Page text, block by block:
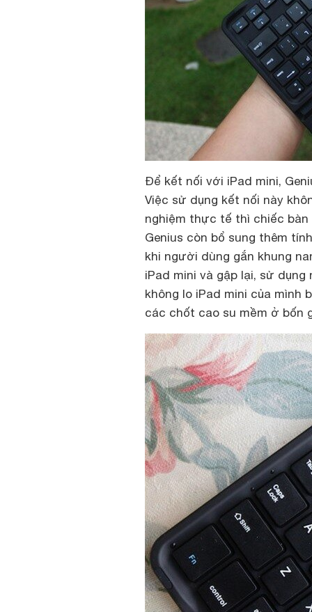
Để kết nối với iPad mini,
Việc sử dụng kết nối này
nghiệm thực tế thì chiếc
Genius còn bổ sung thêm
khi người dùng gắn khung
iPad mini và gập lại, sử
không lo iPad mini của mình
các chốt cao su mềm ở bốn